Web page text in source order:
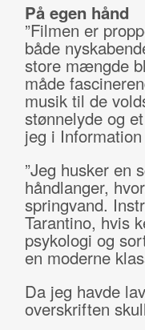
På egen hånd
”Filmen er
både
store mængde
måde
musik til de
stønnelyde og
jeg i
”Jeg husker en
håndlanger,
springvand.
Tarantino, hvis
psykologi og
en moderne
Da jeg havde
overskriften